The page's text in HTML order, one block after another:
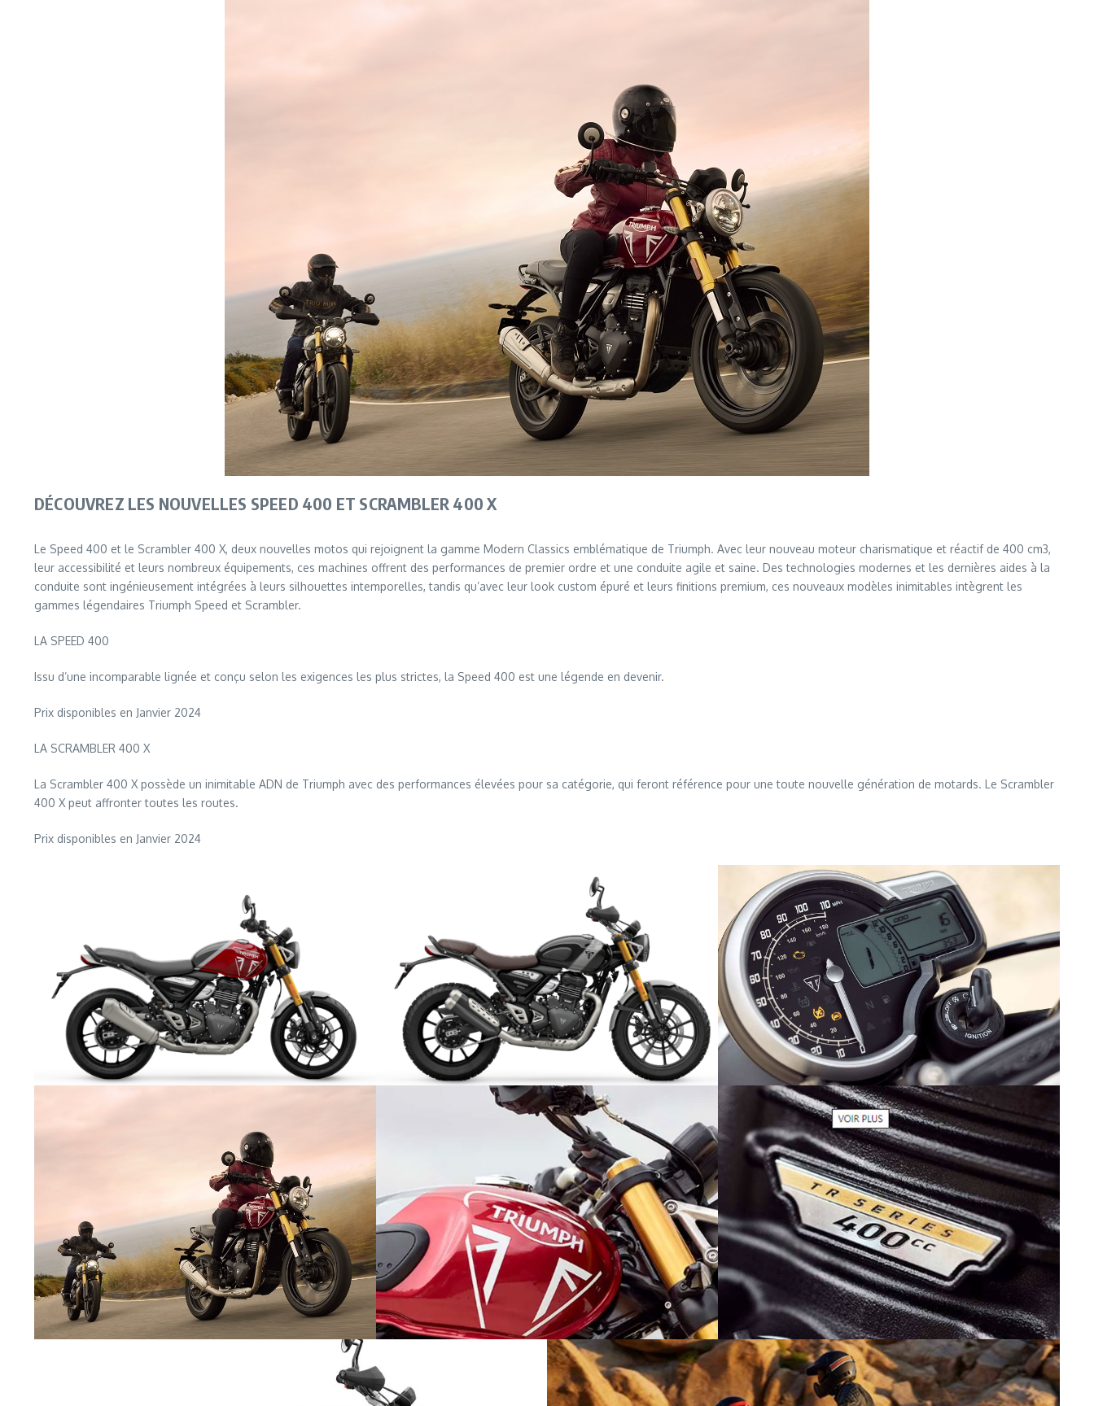
DÉCOUVREZ LES NOUVELLES SPEED 400 ET SCRAMBLER 400 X
Le Speed 400 et le Scrambler 400 X, deux nouvelles motos qui rejoignent la gamme Modern Classics emblématique de Triumph. Avec leur nouveau moteur charismatique et réactif de 400 cm3,
leur accessibilité et leurs nombreux équipements, ces machines offrent des performances de premier ordre et une conduite agile et saine. Des technologies modernes et les dernières aides à la
conduite sont ingénieusement intégrées à leurs silhouettes intemporelles, tandis qu’avec leur look custom épuré et leurs finitions premium, ces nouveaux modèles inimitables intègrent les
gammes légendaires Triumph Speed et Scrambler.
LA SPEED 400
Issu d’une incomparable lignée et conçu selon les exigences les plus strictes, la Speed 400 est une légende en devenir.
Prix disponibles en Janvier 2024
LA SCRAMBLER 400 X
La Scrambler 400 X possède un inimitable ADN de Triumph avec des performances élevées pour sa catégorie, qui feront référence pour une toute nouvelle génération de motards. Le Scrambler
400 X peut affronter toutes les routes.
Prix disponibles en Janvier 2024